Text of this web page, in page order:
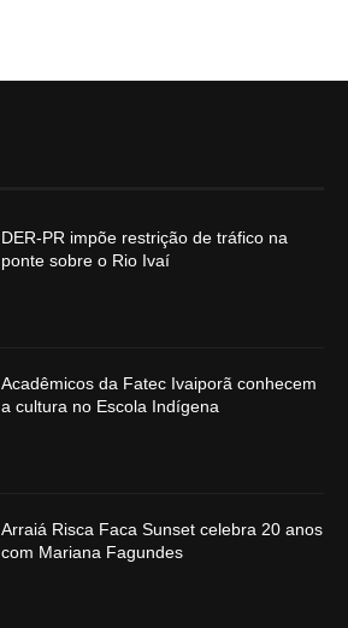
DER-PR impõe restrição de tráfico na
ponte sobre o Rio Ivaí
Acadêmicos da Fatec Ivaiporã conhecem
a cultura no Escola Indígena
Arraiá Risca Faca Sunset celebra 20 anos
com Mariana Fagundes